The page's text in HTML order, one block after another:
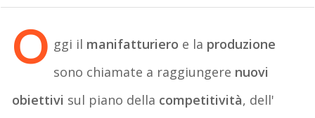
O ggi il manifatturiero e la produzione
sono chiamate a raggiungere nuovi
obiettivi sul piano della competitività, dell'